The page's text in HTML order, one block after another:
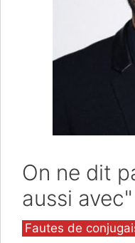
On ne dit
aussi
Catégories
Fautes de